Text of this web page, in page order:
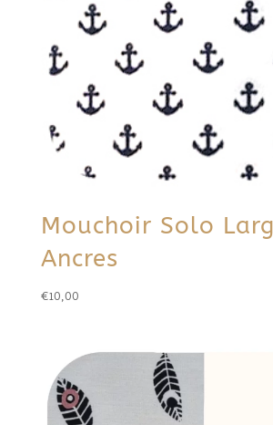
Mouchoir Solo
Ancres
€10,00